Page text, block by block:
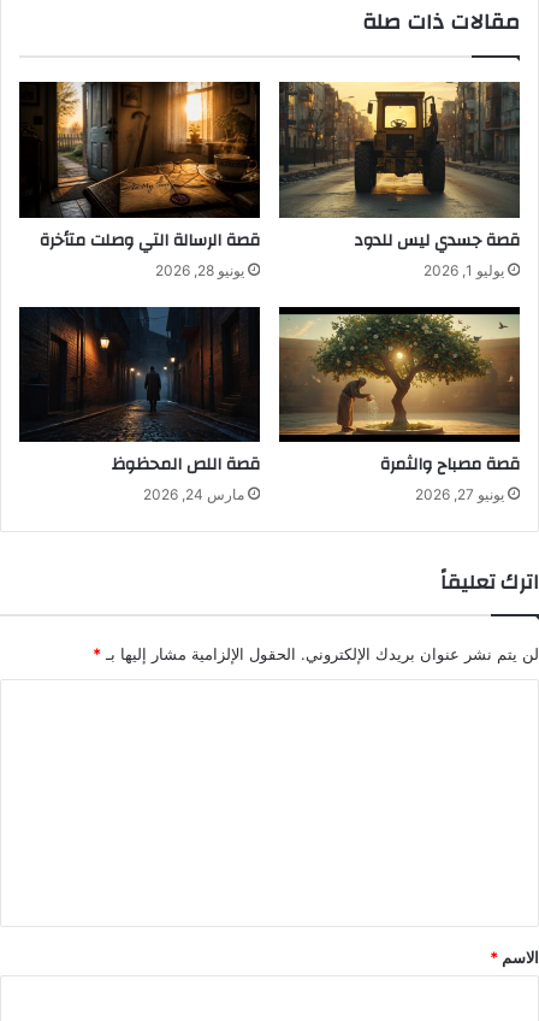
مقالات ذات صلة
قصة جسدي ليس للدود
يوليو 1, 2026
قصة الرسالة التي وصلت متأخرة
يونيو 28, 2026
قصة مصباح والثمرة
يونيو 27, 2026
قصة اللص المحظوظ
مارس 24, 2026
اترك تعليقاً
لن يتم نشر عنوان بريدك الإلكتروني. الحقول الإلزامية مشار إليها بـ*
*
الاسم *